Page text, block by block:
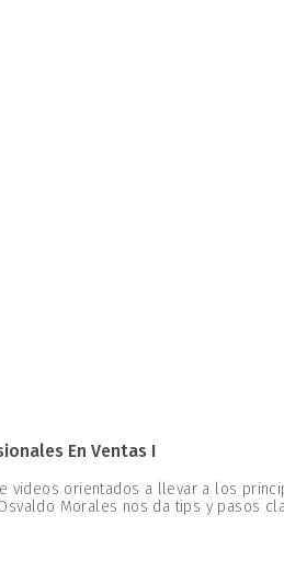
En Ventas I
videos orientados a llevar a los
Morales nos da tips y pasos